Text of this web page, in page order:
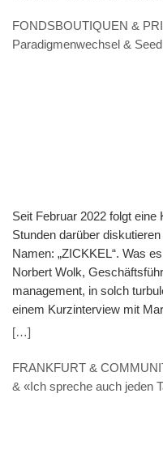
FONDSBOUTIQUEN &
Paradigmenwechsel &
Seit Februar 2022 folgt
Stunden darüber
Namen: „ZICKKEL“. Was
Norbert Wolk,
management, in solch
einem Kurzinterview mit
steckt dahinter? Wolk:
Zinsanstieg, Inflation,
[…]
FRANKFURT &
& «Ich spreche auch jeden